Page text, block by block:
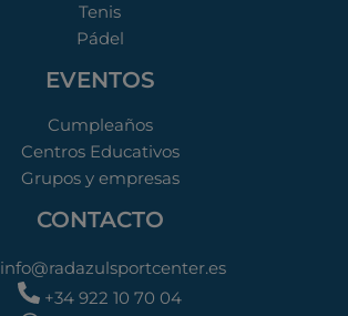
Tenis
Pádel
EVENTOS
Cumpleaños
Centros Educativos
Grupos y empresas
CONTACTO
info@radazulsportcenter.es
+34 922 10 70 04